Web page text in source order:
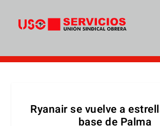
Ryanair se vuelve a
base de Palma